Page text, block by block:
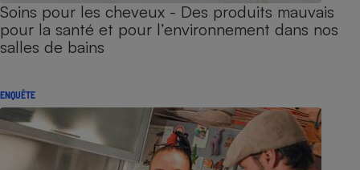
Soins pour les cheveux - Des produits mauvais
pour la santé et pour l’environnement dans nos
salles de bains
ENQUÊTE